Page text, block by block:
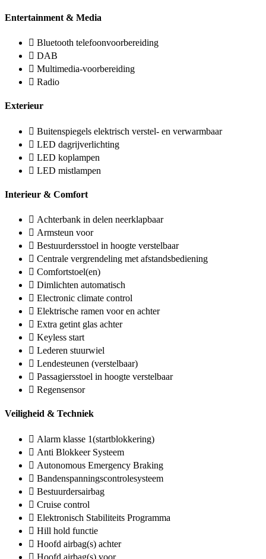
Entertainment & Media
Bluetooth telefoonvoorbereiding
DAB
Multimedia-voorbereiding
Radio
Exterieur
Buitenspiegels elektrisch verstel- en verwarmbaar
LED dagrijverlichting
LED koplampen
LED mistlampen
Interieur & Comfort
Achterbank in delen neerklapbaar
Armsteun voor
Bestuurdersstoel in hoogte verstelbaar
Centrale vergrendeling met afstandsbediening
Comfortstoel(en)
Dimlichten automatisch
Electronic climate control
Elektrische ramen voor en achter
Extra getint glas achter
Keyless start
Lederen stuurwiel
Lendesteunen (verstelbaar)
Passagiersstoel in hoogte verstelbaar
Regensensor
Veiligheid & Techniek
Alarm klasse 1(startblokkering)
Anti Blokkeer Systeem
Autonomous Emergency Braking
Bandenspanningscontrolesysteem
Bestuurdersairbag
Cruise control
Elektronisch Stabiliteits Programma
Hill hold functie
Hoofd airbag(s) achter
Hoofd airbag(s) voor